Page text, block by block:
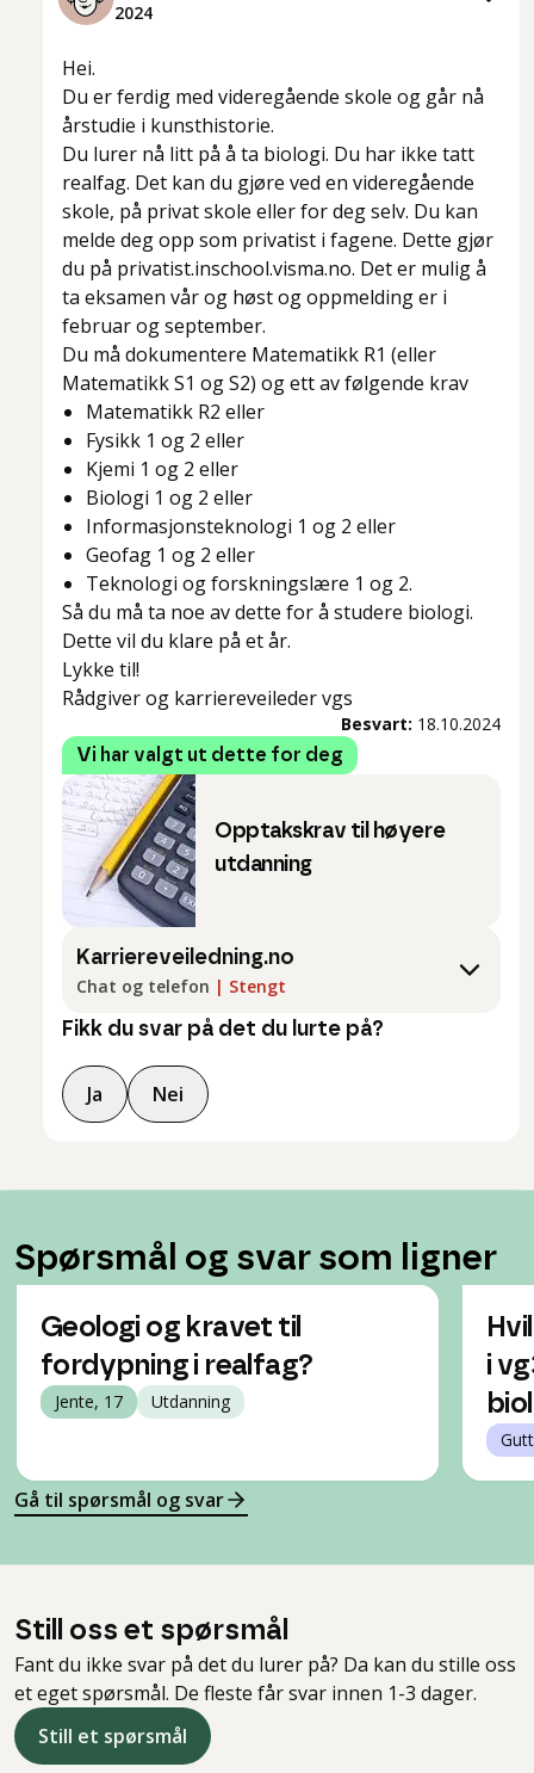
2024
Hei.
Du er ferdig med videregående skole og går nå
årstudie i kunsthistorie.
Du lurer nå litt på å ta biologi. Du har ikke tatt
realfag. Det kan du gjøre ved en videregående
skole, på privat skole eller for deg selv. Du kan
melde deg opp som privatist i fagene. Dette gjør
du på privatist.inschool.visma.no. Det er mulig å
ta eksamen vår og høst og oppmelding er i
februar og september.
Du må dokumentere Matematikk R1 (eller
Matematikk S1 og S2) og ett av følgende krav
Matematikk R2 eller
Fysikk 1 og 2 eller
Kjemi 1 og 2 eller
Biologi 1 og 2 eller
Informasjonsteknologi 1 og 2 eller
Geofag 1 og 2 eller
Teknologi og forskningslære 1 og 2.
Så du må ta noe av dette for å studere biologi.
Dette vil du klare på et år.
Lykke til!
Rådgiver og karriereveileder vgs
Besvart: 18.10.2024
Vi har valgt ut dette for deg
Opptakskrav til høyere
utdanning
Karriereveiledning.no
Chat og telefon | Stengt
Fikk du svar på det du lurte på?
Ja Nei
Spørsmål og svar som ligner
Geologi og kravet til
fordypning i realfag?
Jente, 17 Utdanning
i
Gå til spørsmål og svar
Still oss et spørsmål
Fant du ikke svar på det du lurer på? Da kan du stille oss
et eget spørsmål. De fleste får svar innen 1-3 dager.
Still et spørsmål